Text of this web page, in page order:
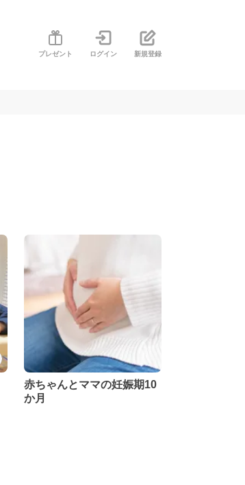
プレゼント ログイン 新規登録
赤ちゃんとママの妊娠期10
か月